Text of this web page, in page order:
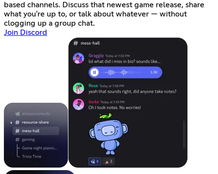
based channels. Discuss that newest game release, share
what you're up to, or talk about whatever — without
clogging up a group chat.
Join Discord